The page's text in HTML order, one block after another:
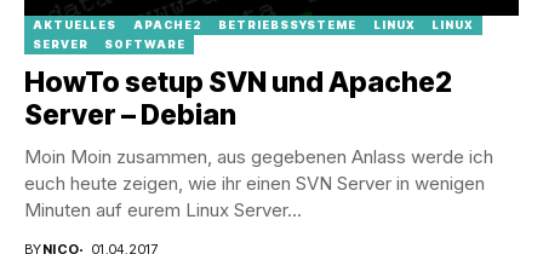
AKTUELLES APACHE2 BETRIEBSSYSTEME LINUX
LINUX
SERVER
SOFTWARE
HowTo setup SVN und Apache2
Server – Debian
Moin Moin zusammen, aus gegebenen Anlass werde ich
euch heute zeigen, wie ihr einen SVN Server in wenigen
Minuten auf eurem Linux Server...
BYNICO 01.04.2017